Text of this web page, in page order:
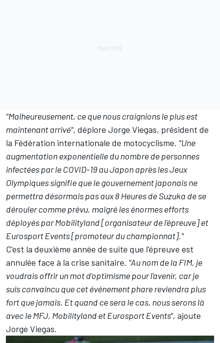
"Malheureusement, ce que nous craignions le plus est
maintenant arrivé", déplore Jorge Viegas, président de
la Fédération internationale de motocyclisme. "Une
augmentation exponentielle du nombre de personnes
infectées par le COVID-19 au Japon après les Jeux
Olympiques signifie que le gouvernement japonais ne
permettra désormais pas aux 8 Heures de Suzuka de se
dérouler comme prévu, malgré les énormes efforts
déployés par Mobilityland [organisateur de l'épreuve] et
Eurosport Events [promoteur du championnat]."
C'est la deuxième année de suite que l'épreuve est
annulée face à la crise sanitaire. "Au nom de la FIM, je
voudrais offrir un mot d'optimisme pour l'avenir, car je
suis convaincu que cet événement phare reviendra plus
fort que jamais. Et quand ce sera le cas, nous serons là
avec le MFJ, Mobilityland et Eurosport Events", ajoute
Jorge Viegas.